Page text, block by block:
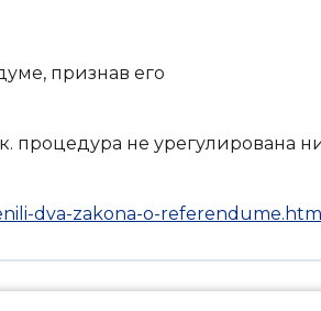
признав его
процедура не урегулирована
dva-zakona-o-